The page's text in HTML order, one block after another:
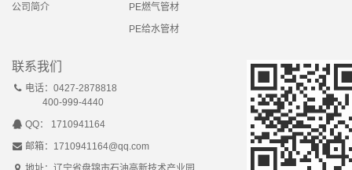
公司简介
PE燃气管材
PE给水管材
联系我们
电话：0427-2878818
400-999-4440
QQ： 1710941164
邮箱：1710941164@qq.com